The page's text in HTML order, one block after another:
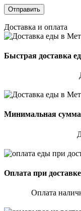
Доставка и оплата
Быстрая доставка
Минимальная сумма
Оплата при
Оплата